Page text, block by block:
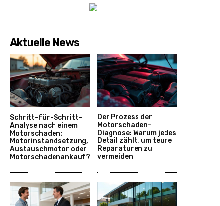
Aktuelle News
Schritt-für-Schritt-
Analyse nach einem
Motorschaden:
Motorinstandsetzung,
Austauschmotor oder
Motorschadenankauf?
Der Prozess der
Motorschaden-
Diagnose: Warum jedes
Detail zählt, um teure
Reparaturen zu
vermeiden